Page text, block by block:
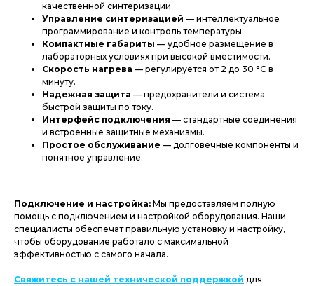
качественной синтеризации
Управление синтеризацией — интеллектуальное
программирование и контроль температуры.
Компактные габариты — удобное размещение в
лабораторных условиях при высокой вместимости.
Скорость нагрева — регулируется от 2 до 30 °C в
минуту.
Надежная защита — предохранители и система
быстрой защиты по току.
Интерфейс подключения — стандартные соединения
и встроенные защитные механизмы.
Простое обслуживание — долговечные компоненты и
понятное управление.
Подключение и настройка: Мы предоставляем полную
помощь с подключением и настройкой оборудования. Наши
специалисты обеспечат правильную установку и настройку,
чтобы оборудование работало с максимальной
эффективностью с самого начала.
Свяжитесь с нашей технической поддержкой для